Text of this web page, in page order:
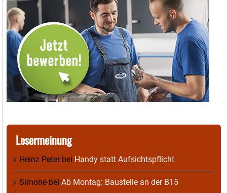
Lesermeinung
Heinz Peterbei Handy statt Aufsichtspflicht
Simone bei Ab Montag: Baustelle an der B15